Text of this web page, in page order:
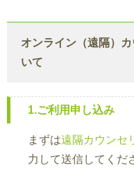
オンライン（遠隔）
いて
1.ご利用申し込み
まずは遠隔カウンセ
力して送信してくだ